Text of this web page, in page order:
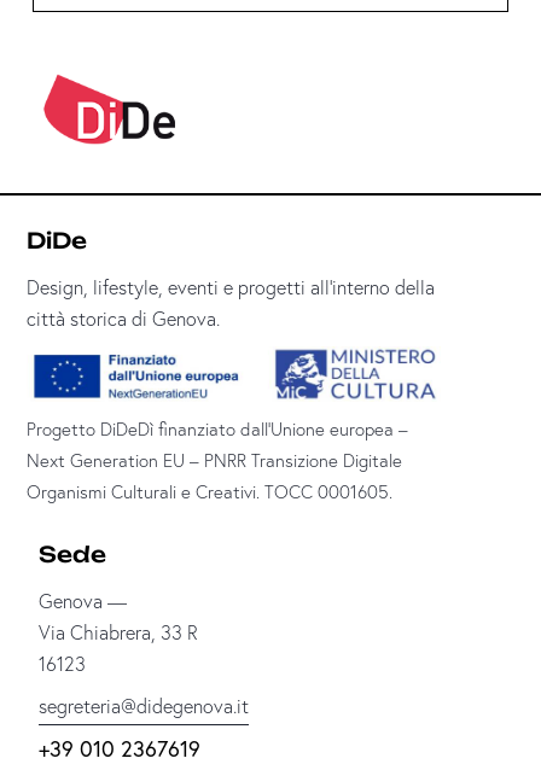
DiDe
Design, lifestyle, eventi e progetti all’interno della
città storica di Genova.
Progetto DiDeDì finanziato dall’Unione europea –
Next Generation EU – PNRR Transizione Digitale
Organismi Culturali e Creativi. TOCC 0001605.
Sede
Genova —
Via Chiabrera, 33 R
16123
segreteria@didegenova.it
+39 010 2367619